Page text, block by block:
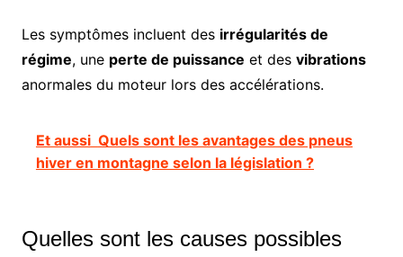
Les symptômes incluent des irrégularités de
régime, une perte de puissance et des vibrations
anormales du moteur lors des accélérations.
Et aussi Quels sont les avantages des pneus
hiver en montagne selon la législation ?
Quelles sont les causes possibles